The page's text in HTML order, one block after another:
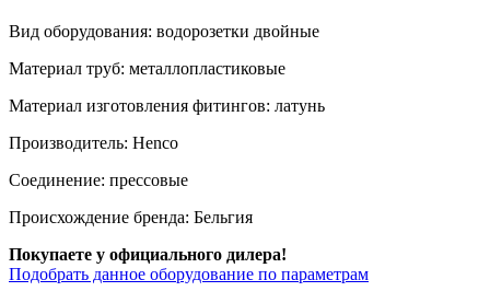
Вид оборудования: водорозетки двойные
Материал труб: металлопластиковые
Материал изготовления фитингов: латунь
Производитель: Henco
Соединение: прессовые
Происхождение бренда: Бельгия
Покупаете у официального дилера!
Подобрать данное оборудование по параметрам